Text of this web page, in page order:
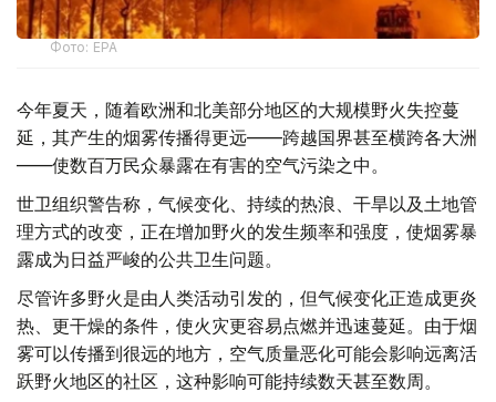
Фото: EPA
今年夏天，随着欧洲和北美部分地区的大规模野火失控蔓
延，其产生的烟雾传播得更远——跨越国界甚至横跨各大洲
——使数百万民众暴露在有害的空气污染之中。
世卫组织警告称，气候变化、持续的热浪、干旱以及土地管
理方式的改变，正在增加野火的发生频率和强度，使烟雾暴
露成为日益严峻的公共卫生问题。
尽管许多野火是由人类活动引发的，但气候变化正造成更炎
热、更干燥的条件，使火灾更容易点燃并迅速蔓延。由于烟
雾可以传播到很远的地方，空气质量恶化可能会影响远离活
跃野火地区的社区，这种影响可能持续数天甚至数周。